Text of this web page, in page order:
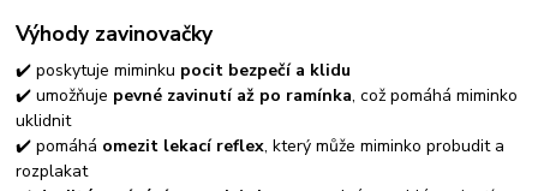
Výhody zavinovačky
✔️ poskytuje miminku pocit bezpečí a klidu
✔️ umožňuje pevné zavinutí až po ramínka, což pomáhá miminko
uklidnit
✔️ pomáhá omezit lekací reflex, který může miminko probudit a
rozplakat